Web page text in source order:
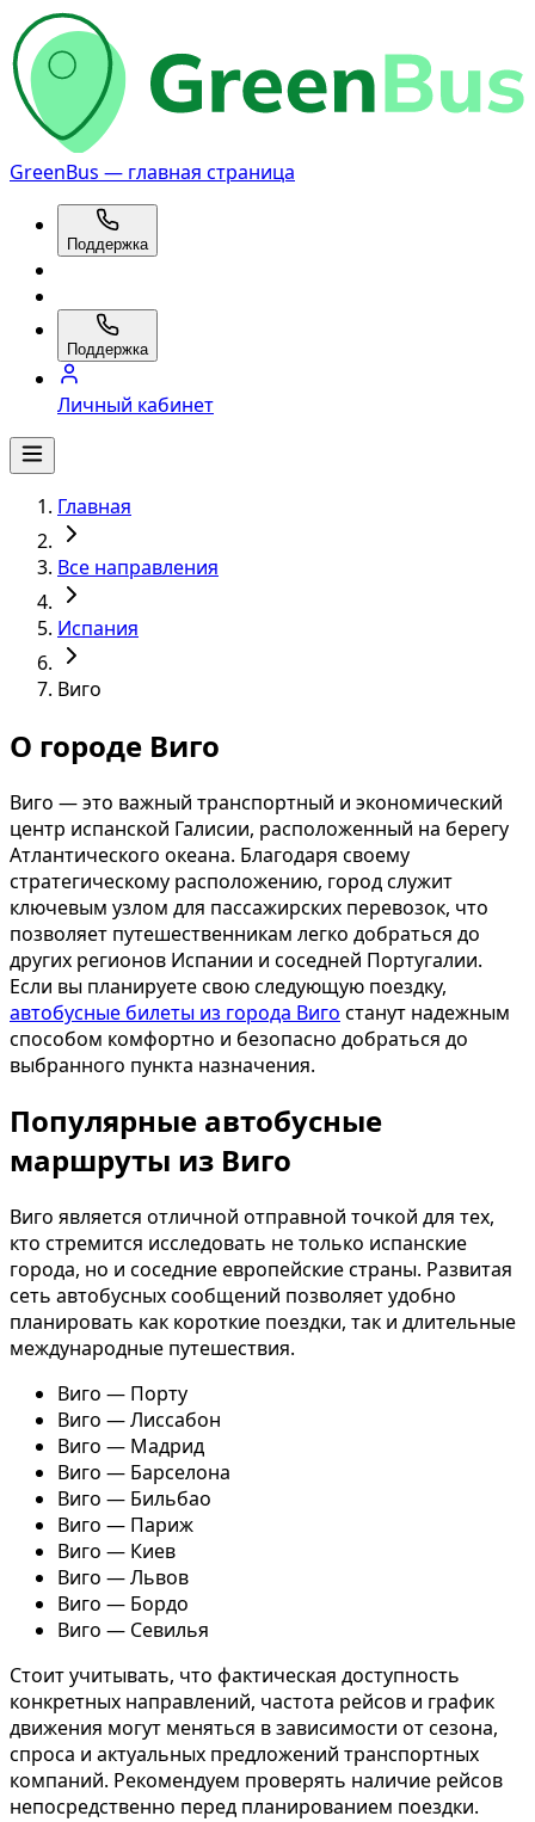
GreenBus — главная страница
Поддержка
Поддержка
Личный кабинет
Главная
Все направления
Испания
Виго
О городе Виго
Виго — это важный транспортный и экономический
центр испанской Галисии, расположенный на берегу
Атлантического океана. Благодаря своему
стратегическому расположению, город служит
ключевым узлом для пассажирских перевозок, что
позволяет путешественникам легко добраться до
других регионов Испании и соседней Португалии.
Если вы планируете свою следующую поездку,
автобусные билеты из города Виго станут надежным
способом комфортно и безопасно добраться до
выбранного пункта назначения.
Популярные автобусные
маршруты из Виго
Виго является отличной отправной точкой для тех,
кто стремится исследовать не только испанские
города, но и соседние европейские страны. Развитая
сеть автобусных сообщений позволяет удобно
планировать как короткие поездки, так и длительные
международные путешествия.
Виго — Порту
Виго — Лиссабон
Виго — Мадрид
Виго — Барселона
Виго — Бильбао
Виго — Париж
Виго — Киев
Виго — Львов
Виго — Бордо
Виго — Севилья
Стоит учитывать, что фактическая доступность
конкретных направлений, частота рейсов и график
движения могут меняться в зависимости от сезона,
спроса и актуальных предложений транспортных
компаний. Рекомендуем проверять наличие рейсов
непосредственно перед планированием поездки.